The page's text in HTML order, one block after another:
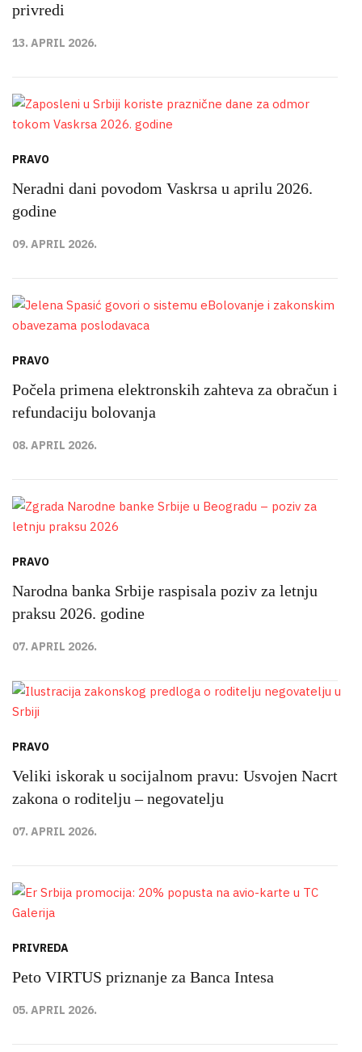
privredi
13. APRIL 2026.
PRAVO
Neradni dani povodom Vaskrsa u aprilu 2026.
godine
09. APRIL 2026.
PRAVO
Počela primena elektronskih zahteva za obračun i
refundaciju bolovanja
08. APRIL 2026.
PRAVO
Narodna banka Srbije raspisala poziv za letnju
praksu 2026. godine
07. APRIL 2026.
PRAVO
Veliki iskorak u socijalnom pravu: Usvojen Nacrt
zakona o roditelju – negovatelju
07. APRIL 2026.
PRIVREDA
Peto VIRTUS priznanje za Banca Intesa
05. APRIL 2026.